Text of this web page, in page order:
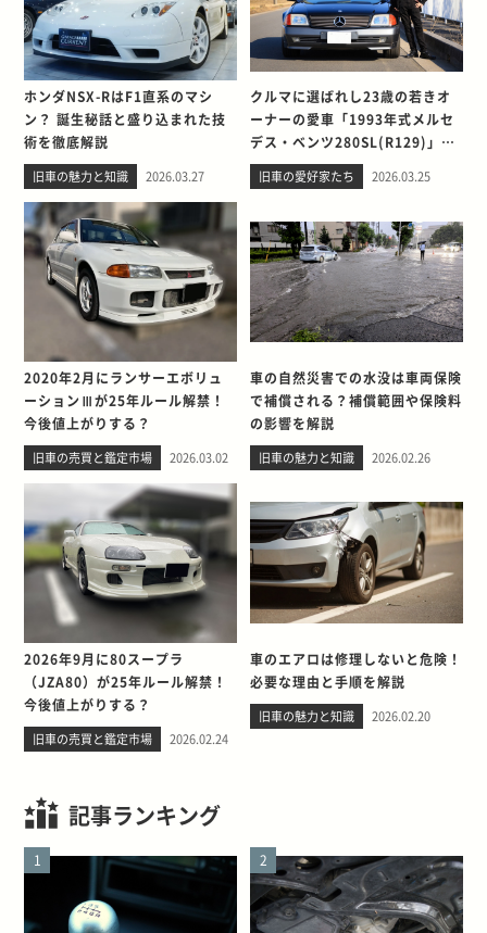
ホンダNSX-RはF1直系のマシ
ン？ 誕生秘話と盛り込まれた技
術を徹底解説
旧車の魅力と知識 2026.03.27
クルマに選ばれし23歳の若きオ
ーナーの愛車「1993年式メルセ
デス・ベンツ280SL(R129)」と
の出会い。そして別れを考える
旧車の愛好家たち 2026.03.25
2020年2月にランサーエボリュ
ーションⅢが25年ルール解禁！
今後値上がりする？
旧車の売買と鑑定市場 2026.03.02
車の自然災害での水没は車両保険
で補償される？補償範囲や保険料
の影響を解説
旧車の魅力と知識 2026.02.26
2026年9月に80スープラ
（JZA80）が25年ルール解禁！
今後値上がりする？
旧車の売買と鑑定市場 2026.02.24
車のエアロは修理しないと危険！
必要な理由と手順を解説
旧車の魅力と知識 2026.02.20
記事ランキング
1 2